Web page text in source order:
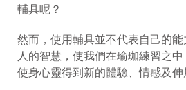
輔具呢？
然而，使用輔具並不代表自己的
人的智慧，使我們在瑜珈練習之
使身心靈得到新的體驗、情感及伸